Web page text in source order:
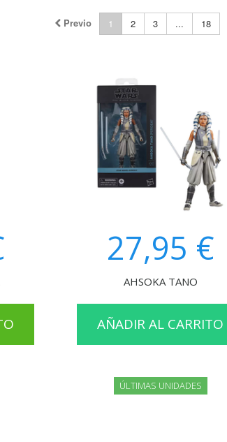
Previo 1 2 3 ... 18
27,95 €
AHSOKA TANO
AÑADIR AL CARRITO
ÚLTIMAS UNIDADES